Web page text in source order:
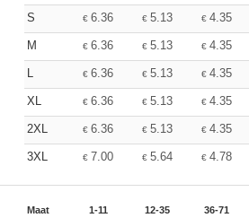
S
€6.36 €5.13 €4.35
M €6.36 €5.13 €4.35
L €6.36 €5.13 €4.35
XL €6.36 €5.13 €4.35
2XL €6.36 €5.13 €4.35
3XL € 7.00 €5.64 €4.78
Maat 1-11 12-35 36-71